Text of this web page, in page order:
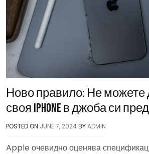
Ново правило: Не можете
своя iPhone в джоба си
POSTED ON JUNE 7, 2024BYADMIN
Apple очевидно оценява